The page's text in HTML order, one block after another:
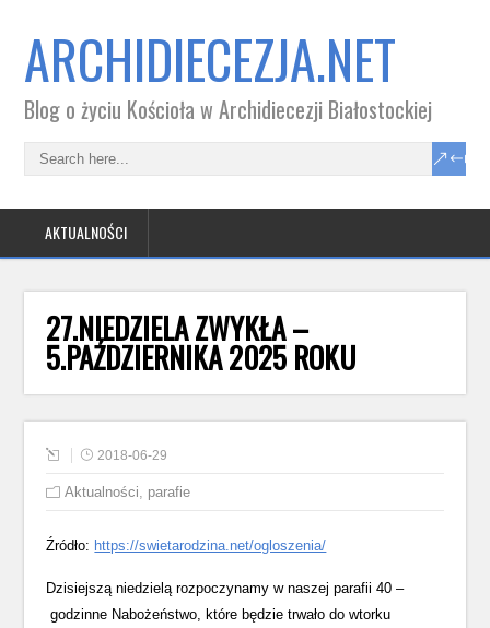
ARCHIDIECEZJA.NET
Blog o życiu Kościoła w Archidiecezji Białostockiej
AKTUALNOŚCI
27.NIEDZIELA ZWYKŁA –
5.PAŹDZIERNIKA 2025 ROKU
2018-06-29
Aktualności, parafie
Źródło: https://swietarodzina.net/ogloszenia/
Dzisiejszą niedzielą rozpoczynamy w naszej parafii 40 –
godzinne Nabożeństwo, które będzie trwało do wtorku